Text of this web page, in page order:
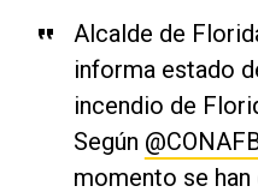
Alcalde de
informa estado
incendio de
Según
momento se